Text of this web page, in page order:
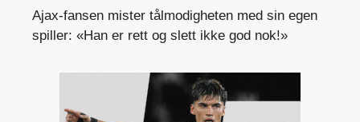
Ajax-fansen mister tålmodigheten med sin egen
spiller: «Han er rett og slett ikke god nok!»